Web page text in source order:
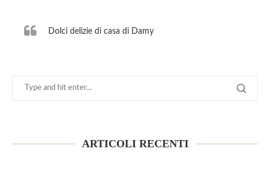
Dolci delizie di casa di Damy
ARTICOLI RECENTI